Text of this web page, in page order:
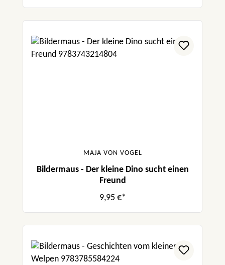
MAJA VON VOGEL
Bildermaus - Der kleine Dino sucht einen
Freund
9,95 €*